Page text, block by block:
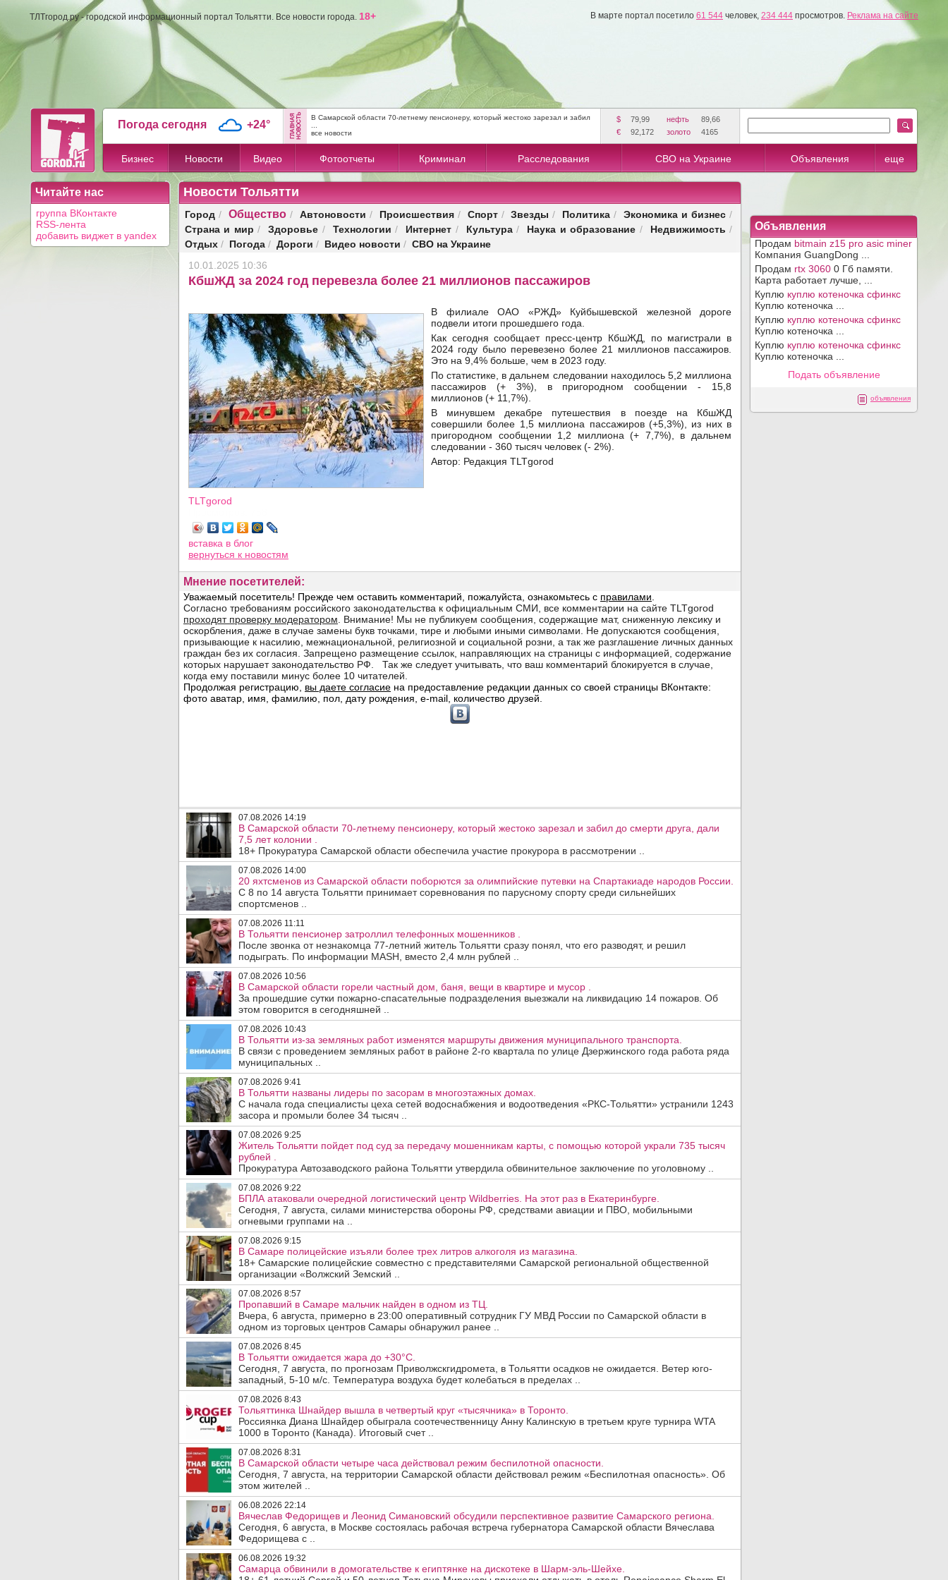
ТЛТгород.ру - городской информационный портал Тольятти. Все новости города. 18+ В марте портал посетило 61 544 человек, 234 444 просмотров. Реклама на сайте
Погода сегодня +24°
В Самарской области 70-летнему пенсионеру, который жестоко зарезал и забил
все новости
$ 79,99 нефть
89,66
€
92,172 золото 4165
Бизнес Новости Видео Фотоотчеты Криминал Расследования СВО на Украине Объявления еще
Читайте нас
группа ВКонтакте
RSS-лента
добавить виджет в yandex
Новости Тольятти
Город / Общество/ Автоновости / Происшествия/ Спорт/ Звезды / Политика / Экономика и бизнес /
Страна и мир / Здоровье / Технологии / Интернет / Культура/ Наука и образование / Недвижимость /
Отдых / Погода / Дороги / Видео новости / СВО на Украине
10.01.2025 10:36
КбшЖД за 2024 год перевезла более 21 миллионов пассажиров
В филиале ОАО «РЖД» Куйбышевской железной дороге
подвели итоги прошедшего года.
Как сегодня сообщает пресс-центр КбшЖД, по магистрали в
2024 году было перевезено более 21 миллионов пассажиров.
Это на 9,4% больше, чем в 2023 году.
По статистике, в дальнем следовании находилось 5,2 миллиона
пассажиров (+ 3%), в пригородном сообщении - 15,8
миллионов (+ 11,7%).
В минувшем декабре путешествия в поезде на КбшЖД
совершили более 1,5 миллиона пассажиров (+5,3%), из них в
пригородном сообщении 1,2 миллиона (+ 7,7%), в дальнем
следовании - 360 тысяч человек (- 2%).
Автор: Редакция TLTgorod
TLTgorod
вставка в блог
вернуться к новостям
Мнение посетителей:
07.08.2026 14:19
В Самарской области 70-летнему пенсионеру, который жестоко зарезал и забил до смерти друга, дали
7,5 лет колонии .
18+ Прокуратура Самарской области обеспечила участие прокурора в рассмотрении ..
07.08.2026 14:00
20 яхтсменов из Самарской области поборются за олимпийские путевки на Спартакиаде народов России.
С 8 по 14 августа Тольятти принимает соревнования по парусному спорту среди сильнейших
спортсменов ..
07.08.2026 11:11
В Тольятти пенсионер затроллил телефонных мошенников .
После звонка от незнакомца 77-летний житель Тольятти сразу понял, что его разводят, и решил
подыграть. По информации MASH, вместо 2,4 млн рублей ..
07.08.2026 10:56
В Самарской области горели частный дом, баня, вещи в квартире и мусор .
За прошедшие сутки пожарно-спасательные подразделения выезжали на ликвидацию 14 пожаров. Об
этом говорится в сегодняшней ..
07.08.2026 10:43
В Тольятти из-за земляных работ изменятся маршруты движения муниципального транспорта.
В связи с проведением земляных работ в районе 2-го квартала по улице Дзержинского года работа ряда
муниципальных ..
07.08.2026 9:41
В Тольятти названы лидеры по засорам в многоэтажных домах.
С начала года специалисты цеха сетей водоснабжения и водоотведения «РКС-Тольятти» устранили 1243
засора и промыли более 34 тысяч ..
07.08.2026 9:25
Житель Тольятти пойдет под суд за передачу мошенникам карты, с помощью которой украли 735 тысяч
рублей .
Прокуратура Автозаводского района Тольятти утвердила обвинительное заключение по уголовному ..
07.08.2026 9:22
БПЛА атаковали очередной логистический центр Wildberries. На этот раз в Екатеринбурге.
Сегодня, 7 августа, силами министерства обороны РФ, средствами авиации и ПВО, мобильными
огневыми группами на ..
07.08.2026 9:15
В Самаре полицейские изъяли более трех литров алкоголя из магазина.
18+ Самарские полицейские совместно с представителями Самарской региональной общественной
организации «Волжский Земский ..
07.08.2026 8:57
Пропавший в Самаре мальчик найден в одном из ТЦ.
Вчера, 6 августа, примерно в 23:00 оперативный сотрудник ГУ МВД России по Самарской области в
одном из торговых центров Самары обнаружил ранее ..
07.08.2026 8:45
В Тольятти ожидается жара до +30°C.
Сегодня, 7 августа, по прогнозам Приволжскгидромета, в Тольятти осадков не ожидается. Ветер юго-
западный, 5-10 м/с. Температура воздуха будет колебаться в пределах ..
07.08.2026 8:43
Тольяттинка Шнайдер вышла в четвертый круг «тысячника» в Торонто.
Россиянка Диана Шнайдер обыграла соотечественницу Анну Калинскую в третьем круге турнира WTA
1000 в Торонто (Канада). Итоговый счет ..
07.08.2026 8:31
В Самарской области четыре часа действовал режим беспилотной опасности.
Сегодня, 7 августа, на территории Самарской области действовал режим «Беспилотная опасность». Об
этом жителей ..
06.08.2026 22:14
Вячеслав Федорищев и Леонид Симановский обсудили перспективное развитие Самарского региона.
Сегодня, 6 августа, в Москве состоялась рабочая встреча губернатора Самарской области Вячеслава
Федорищева с ..
06.08.2026 19:32
Самарца обвинили в домогательстве к египтянке на дискотеке в Шарм-эль-Шейхе.
Объявления
Продам bitmain z15 pro asic miner
Компания GuangDong ...
Продам rtx 3060 0 Гб памяти.
Карта работает лучше, ...
Куплю куплю котеночка сфинкс
Куплю котеночка ...
Куплю куплю котеночка сфинкс
Куплю котеночка ...
Куплю куплю котеночка сфинкс
Куплю котеночка ...
Подать объявление
объявления